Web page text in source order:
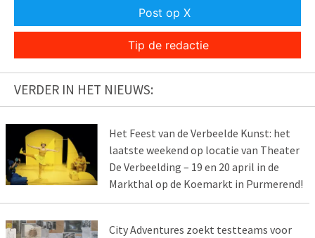
Post op X
Tip de redactie
VERDER IN HET NIEUWS:
Het Feest van de Verbeelde Kunst: het
laatste weekend op locatie van Theater
De Verbeelding – 19 en 20 april in de
Markthal op de Koemarkt in Purmerend!
City Adventures zoekt testteams voor